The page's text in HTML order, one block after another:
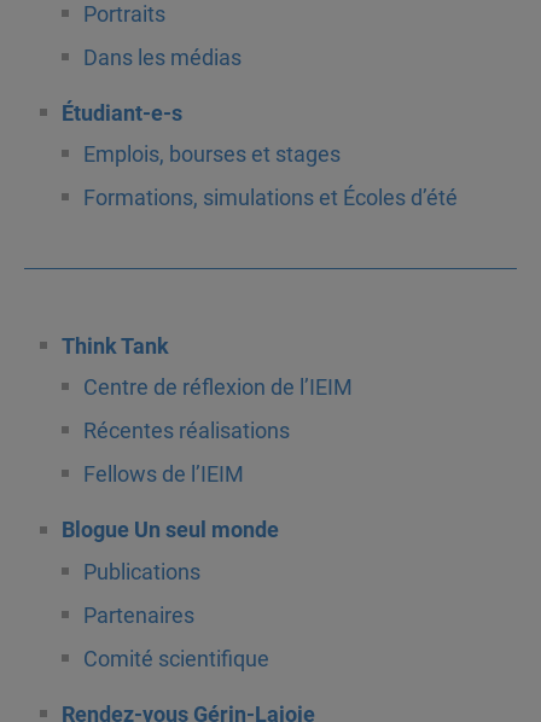
Portraits
Dans les médias
Étudiant-e-s
Emplois, bourses et stages
Formations, simulations et Écoles d’été
Think Tank
Centre de réflexion de l’IEIM
Récentes réalisations
Fellows de l’IEIM
Blogue Un seul monde
Publications
Partenaires
Comité scientifique
Rendez-vous Gérin-Lajoie